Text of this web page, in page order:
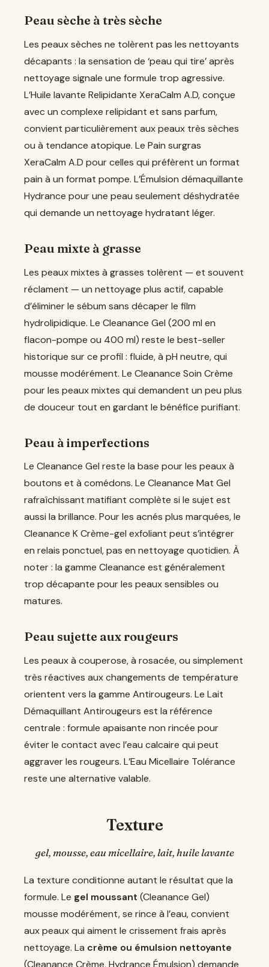
Peau sèche à très sèche
Les peaux sèches ne tolèrent pas les nettoyants
décapants : la sensation de ‘peau qui tire’ après
nettoyage signale une formule trop agressive.
L’Huile lavante Relipidante XeraCalm A.D, conçue
avec un complexe relipidant et sans parfum,
convient particulièrement aux peaux très sèches
ou à tendance atopique. Le Pain surgras
XeraCalm A.D pour celles qui préfèrent un format
pain à un format pompe. L’Émulsion démaquillante
Hydrance pour une peau seulement déshydratée
qui demande un nettoyage hydratant léger.
Peau mixte à grasse
Les peaux mixtes à grasses tolèrent — et souvent
réclament — un nettoyage plus actif, capable
d’éliminer le sébum sans décaper le film
hydrolipidique. Le Cleanance Gel (200 ml en
flacon-pompe ou 400 ml) reste le best-seller
historique sur ce profil : fluide, à pH neutre, qui
mousse modérément. Le Cleanance Soin Crème
pour les peaux mixtes qui demandent un peu plus
de douceur tout en gardant le bénéfice purifiant.
Peau à imperfections
Le Cleanance Gel reste la base pour les peaux à
boutons et à comédons. Le Cleanance Mat Gel
rafraîchissant matifiant complète si le sujet est
aussi la brillance. Pour les acnés plus marquées, le
Cleanance K Crème-gel exfoliant peut s’intégrer
en relais ponctuel, pas en nettoyage quotidien. À
noter : la gamme Cleanance est généralement
trop décapante pour les peaux sensibles ou
matures.
Peau sujette aux rougeurs
Les peaux à couperose, à rosacée, ou simplement
très réactives aux changements de température
orientent vers la gamme Antirougeurs. Le Lait
Démaquillant Antirougeurs est la référence
centrale : formule apaisante non rincée pour
éviter le contact avec l’eau calcaire qui peut
aggraver les rougeurs. L’Eau Micellaire Tolérance
reste une alternative valable.
Texture
gel, mousse, eau micellaire, lait, huile lavante
La texture conditionne autant le résultat que la
formule. Le gel moussant (Cleanance Gel)
mousse modérément, se rince à l’eau, convient
aux peaux qui aiment le crissement frais après
nettoyage. La crème ou émulsion nettoyante